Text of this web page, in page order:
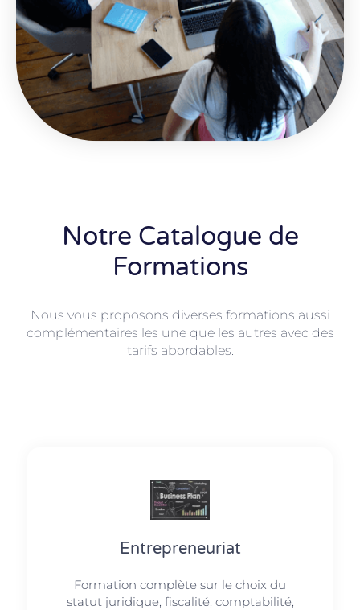
Notre Catalogue de
Formations
Nous vous proposons diverses formations aussi
complémentaires les une que les autres avec des
tarifs abordables.
Entrepreneuriat
Formation complète sur le choix du
statut juridique, fiscalité, comptabilité,